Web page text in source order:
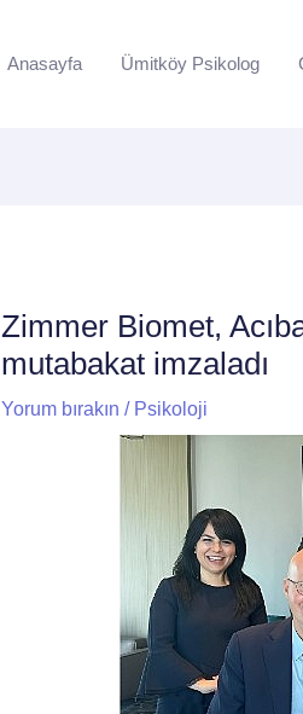
Anasayfa
Ümitköy Psikolog
Zimmer Biomet,
mutabakat imzaladı
Yorum bırakın / Psikoloji